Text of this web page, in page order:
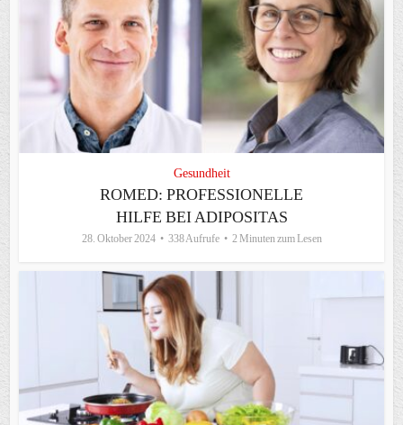
Gesundheit
ROMED: PROFESSIONELLE
HILFE BEI ADIPOSITAS
28. Oktober 2024 338 Aufrufe 2 Minuten zum Lesen